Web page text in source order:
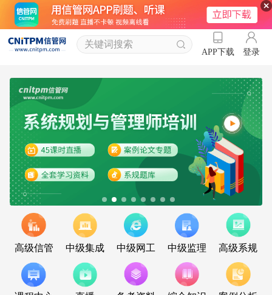
APP下载 登录
高级信管 中级集成 中级网工 中级监理 高级系规